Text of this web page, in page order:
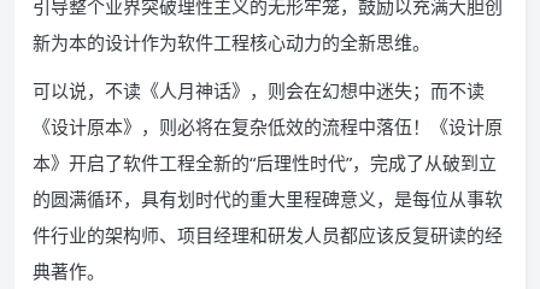
引导整个业界突破理性主义的无形牢笼，鼓励以充满大胆创
新为本的设计作为软件工程核心动力的全新思维。
可以说，不读《人月神话》，则会在幻想中迷失；而不读
《设计原本》，则必将在复杂低效的流程中落伍！《设计原
本》开启了软件工程全新的“后理性时代”，完成了从破到立
的圆满循环，具有划时代的重大里程碑意义，是每位从事软
件行业的架构师、项目经理和研发人员都应该反复研读的经
典著作。